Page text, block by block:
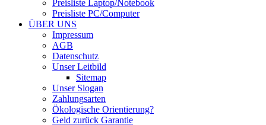
Preisliste Laptop/Notebook
Preisliste PC/Computer
ÜBER UNS
Impressum
AGB
Datenschutz
Unser Leitbild
Sitemap
Unser Slogan
Zahlungsarten
Ökologische Orientierung?
Geld zurück Garantie